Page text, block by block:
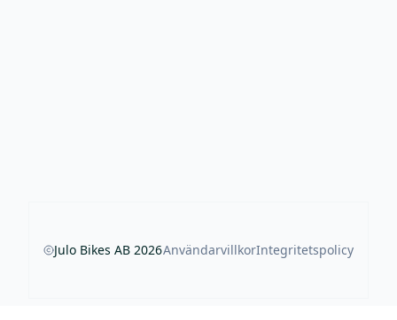
Julo Bikes AB 2026AnvändarvillkorIntegritetspolicy